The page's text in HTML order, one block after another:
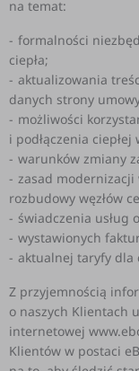
na temat:
formalności
ciepła;
aktualizowania
danych strony
możliwości
i podłączenia
warunków zmiany
zasad modernizacji
rozbudowy węzłów
świadczenia usług
wystawionych
aktualnej taryfy dla
Z przyjemnością
o naszych Klientach
internetowej
Klientów w postaci